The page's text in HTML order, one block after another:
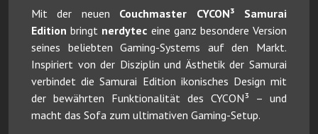
Mit der neuen Couchmaster CYCON³ Samurai
Edition bringt nerdytec eine ganz besondere Version
seines beliebten Gaming-Systems auf den Markt.
Inspiriert von der Disziplin und Ästhetik der Samurai
verbindet die Samurai Edition ikonisches Design mit
der bewährten Funktionalität des CYCON³ – und
macht das Sofa zum ultimativen Gaming-Setup.